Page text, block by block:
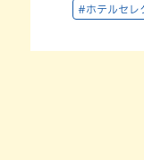
#ホテルセレ